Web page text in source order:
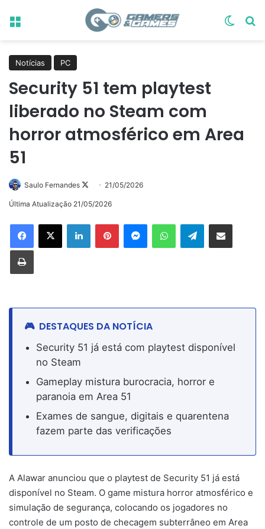
Menu
Notícias PC
Security 51 tem playtest
liberado no Steam com
horror atmosférico em Area
51
Saulo Fernandes
Follow
on
21/05/2026
Última Atualização 21/05/2026
LinkedinPinterestMessengerWhatsAppTelegramCompartilhar via e-mail
Imprimir
DESTAQUES DA NOTÍCIA
Security 51 já está com playtest disponível
no Steam
Gameplay mistura burocracia, horror e
paranoia em Area 51
Exames de sangue, digitais e quarentena
fazem parte das verificações
A Alawar anunciou que o playtest de Security 51 já está
disponível no Steam. O game mistura horror atmosférico e
simulação de segurança, colocando os jogadores no
controle de um posto de checagem subterrâneo em Area